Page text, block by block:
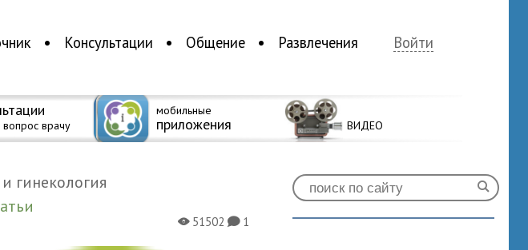
Консультации Общение Развлечения Войти
вопрос врачу
мобильные
приложения ВИДЕО
гинекология
X51502K1